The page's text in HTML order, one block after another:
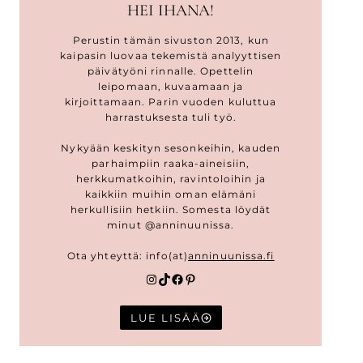
HEI IHANA!
Perustin tämän sivuston 2013, kun
kaipasin luovaa tekemistä analyyttisen
päivätyöni rinnalle. Opettelin
leipomaan, kuvaamaan ja
kirjoittamaan. Parin vuoden kuluttua
harrastuksesta tuli työ.
Nykyään keskityn sesonkeihin, kauden
parhaimpiin raaka-aineisiin,
herkkumatkoihin, ravintoloihin ja
kaikkiin muihin oman elämäni
herkullisiin hetkiin. Somesta löydät
minut @anninuunissa.
Ota yhteyttä: info(at)anninuunissa.fi
Instagram
TikTok
Facebook
Pinterest
LUE LISÄÄ